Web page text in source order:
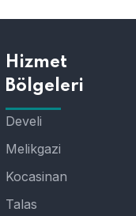
Hizmet
Bölgeleri
Develi
Melikgazi
Kocasinan
Talas